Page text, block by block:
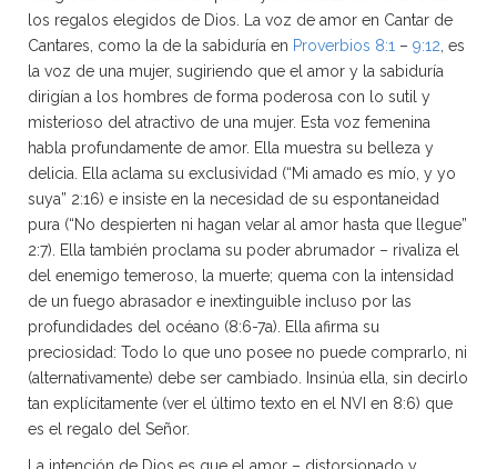
los regalos elegidos de Dios. La voz de amor en Cantar de
Cantares, como la de la sabiduría en Proverbios 8:1 – 9:12 , es
la voz de una mujer, sugiriendo que el amor y la sabiduría
dirigían a los hombres de forma poderosa con lo sutil y
misterioso del atractivo de una mujer. Esta voz femenina
habla profundamente de amor. Ella muestra su belleza y
delicia. Ella aclama su exclusividad (“Mi amado es mío, y yo
suya” 2:16) e insiste en la necesidad de su espontaneidad
pura (“No despierten ni hagan velar al amor hasta que llegue”
2:7). Ella también proclama su poder abrumador – rivaliza el
del enemigo temeroso, la muerte; quema con la intensidad
de un fuego abrasador e inextinguible incluso por las
profundidades del océano (8:6-7a). Ella afirma su
preciosidad: Todo lo que uno posee no puede comprarlo, ni
(alternativamente) debe ser cambiado. Insinúa ella, sin decirlo
tan explícitamente (ver el último texto en el NVI en 8:6) que
es el regalo del Señor.